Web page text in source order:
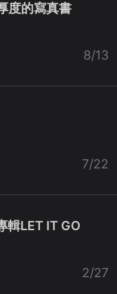
度的寫真書
8/13
7/22
輯LET IT GO
2/27